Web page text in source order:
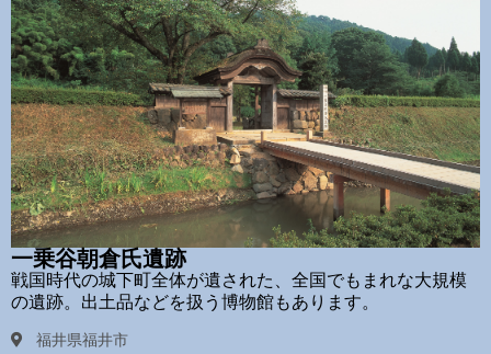
一乗谷朝倉氏遺跡
戦国時代の城下町全体が遺された、全国でもまれな大規模
の遺跡。出土品などを扱う博物館もあります。
福井県福井市